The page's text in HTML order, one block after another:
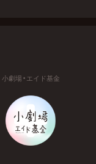
小劇場・エイド基金